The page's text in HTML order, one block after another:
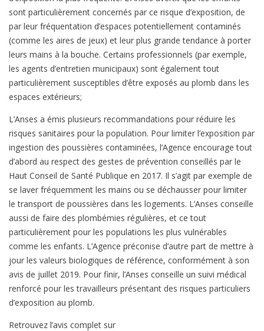
sont particulièrement concernés par ce risque d’exposition, de
par leur fréquentation d’espaces potentiellement contaminés
(comme les aires de jeux) et leur plus grande tendance à porter
leurs mains à la bouche. Certains professionnels (par exemple,
les agents d’entretien municipaux) sont également tout
particulièrement susceptibles d’être exposés au plomb dans les
espaces extérieurs;
L’Anses a émis plusieurs recommandations pour réduire les
risques sanitaires pour la population. Pour limiter l’exposition par
ingestion des poussières contaminées, l’Agence encourage tout
d’abord au respect des gestes de prévention conseillés par le
Haut Conseil de Santé Publique en 2017. Il s’agit par exemple de
se laver fréquemment les mains ou se déchausser pour limiter
le transport de poussières dans les logements. L’Anses conseille
aussi de faire des plombémies régulières, et ce tout
particulièrement pour les populations les plus vulnérables
comme les enfants. L’Agence préconise d’autre part de mettre à
jour les valeurs biologiques de référence, conformément à son
avis de juillet 2019. Pour finir, l’Anses conseille un suivi médical
renforcé pour les travailleurs présentant des risques particuliers
d’exposition au plomb.
Retrouvez l’avis complet sur